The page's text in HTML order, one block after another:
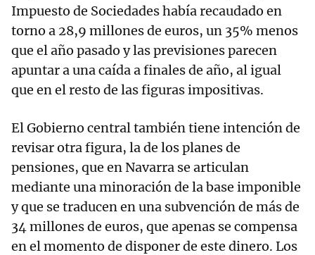
Impuesto de Sociedades había recaudado en
torno a 28,9 millones de euros, un 35% menos
que el año pasado y las previsiones parecen
apuntar a una caída a finales de año, al igual
que en el resto de las figuras impositivas.
El Gobierno central también tiene intención de
revisar otra figura, la de los planes de
pensiones, que en Navarra se articulan
mediante una minoración de la base imponible
y que se traducen en una subvención de más de
34 millones de euros, que apenas se compensa
en el momento de disponer de este dinero. Los